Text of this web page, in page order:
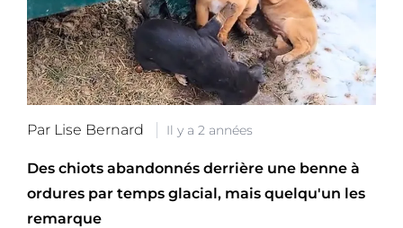
Par Lise Bernard Il y a 2 années
Des chiots abandonnés derrière une benne à
ordures par temps glacial, mais quelqu'un les
remarque